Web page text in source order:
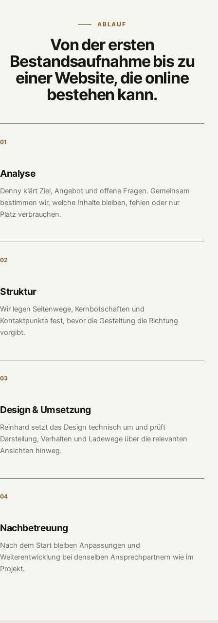
ABLAUF
Von der ersten
Bestandsaufnahme bis zu
einer Website, die online
bestehen kann.
01
Analyse
Denny klärt Ziel, Angebot und offene Fragen. Gemeinsam
bestimmen wir, welche Inhalte bleiben, fehlen oder nur
Platz verbrauchen.
02
Struktur
Wir legen Seitenwege, Kernbotschaften und
Kontaktpunkte fest, bevor die Gestaltung die Richtung
vorgibt.
03
Design & Umsetzung
Reinhard setzt das Design technisch um und prüft
Darstellung, Verhalten und Ladewege über die relevanten
Ansichten hinweg.
04
Nachbetreuung
Nach dem Start bleiben Anpassungen und
Weiterentwicklung bei denselben Ansprechpartnern wie im
Projekt.